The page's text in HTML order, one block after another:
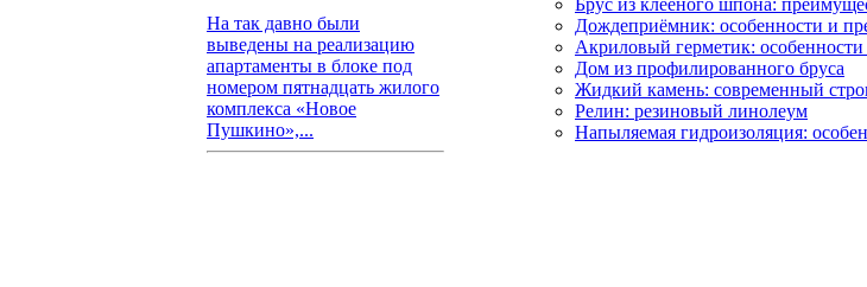
На так давно были
выведены на реализацию
апартаменты в блоке под
номером пятнадцать жилого
комплекса «Новое
Пушкино»,...
Дождеприёмник: особенности и
Акриловый герметик: особенности
Дом из профилированного бруса
Жидкий камень: современный
Релин: резиновый линолеум
Напыляемая гидроизоляция: